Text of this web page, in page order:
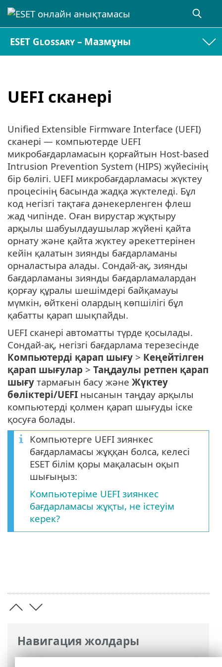
ESET Glossary – Мазмұны
UEFI сканері
Навигация жолдары
ESET онлайн анықтамасы>ESET
Unified Extensible Firmware Interface (UEFI)
сканері — компьютерде UEFI
микробағдарламасын қорғайтын Host-based
Intrusion Prevention System (HIPS) жүйесінің
бір бөлігі. UEFI микробағдарламасы жүктеу
процесінің басында жадқа жүктеледі. Бұл
код негізгі тақтаға дәнекерленген флеш
жад чипінде. Оған вирустар жұқтыру
арқылы шабуылдаушылар жүйені қайта
орнату және қайта жүктеу әрекеттерінен
кейін қалатын зиянды бағдарламаны
орналастыра алады. Сондай-ақ, зиянды
бағдарламаны зиянды бағдарламалардан
қорғау құралы шешімдері байқамауы
мүмкін, өйткені олардың көпшілігі бұл
қабатты қарап шықпайды.
UEFI сканері автоматты түрде қосылады.
Сондай-ақ, негізгі бағдарлама терезесінде
Компьютерді қарап шығу > Кеңейтілген
қарап шығулар > Таңдаулы ретпен қарап
шығу тармағын басу және Жүктеу
бөліктері/UEFI нысанын таңдау арқылы
компьютерді қолмен қарап шығуды іске
қосуға болады.
Компьютерге UEFI зиянкес
бағдарламасы жұққан болса, келесі
ESET білім қоры мақаласын оқып
шығыңыз:
Компьютеріме UEFI зиянкес
бағдарламасы жұқты, не істеуім
керек?